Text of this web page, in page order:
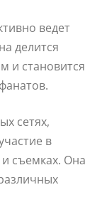
ведет
делится
и становится
сетях,
в
съемках. Она